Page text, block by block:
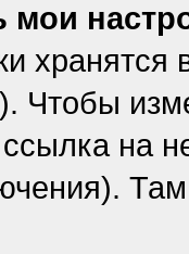
мои
Чтобы
на